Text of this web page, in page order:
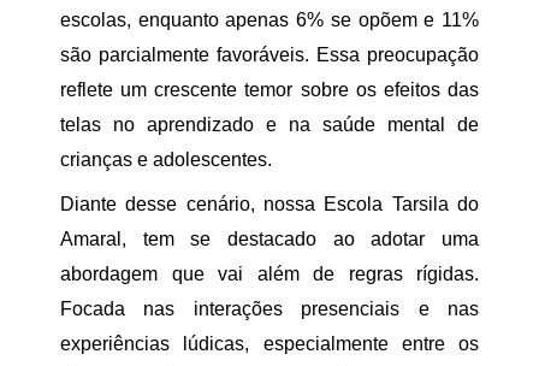
escolas, enquanto apenas 6% se opõem e 11%
são parcialmente favoráveis. Essa preocupação
reflete um crescente temor sobre os efeitos das
telas no aprendizado e na saúde mental de
crianças e adolescentes.
Diante desse cenário, nossa Escola Tarsila do
Amaral, tem se destacado ao adotar uma
abordagem que vai além de regras rígidas.
Focada nas interações presenciais e nas
experiências lúdicas, especialmente entre os